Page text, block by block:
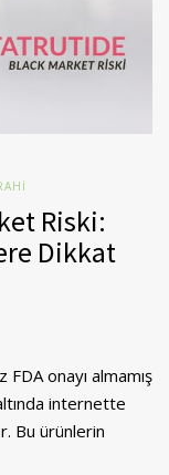
Riski:
Dikkat
onayı almamış
internette
Bu ürünlerin